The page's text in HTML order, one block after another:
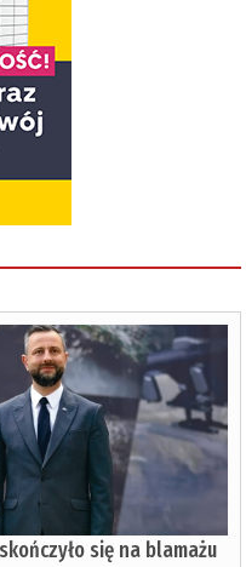
się na blamażu